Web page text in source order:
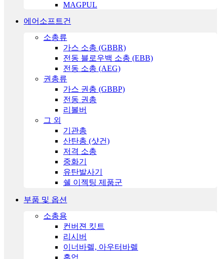
MAGPUL
에어소프트건
소총류
가스 소총 (GBBR)
전동 블로우백 소총 (EBB)
전동 소총 (AEG)
권총류
가스 권총 (GBBP)
전동 권총
리볼버
그 외
기관총
산탄총 (샷건)
저격 소총
중화기
유탄발사기
쉘 이젝팅 제품군
부품 및 옵션
소총용
컨버젼 킷트
리시버
이너바렐, 아우터바렐
홉업